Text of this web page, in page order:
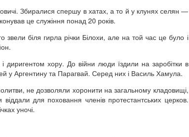
Збиралися спершу в хатах, а то й у клунях селян —
це служіння понад 20 років.
біля гирла річки Білохи, але на той час це було і
хору. До війни люди їздили на заробітки в
у Аргентину та Парагвай. Серед них і Василь Хамула.
не дозволяли хоронити на загальному кладовищі,
для поховання членів протестантських церков.
уночі.